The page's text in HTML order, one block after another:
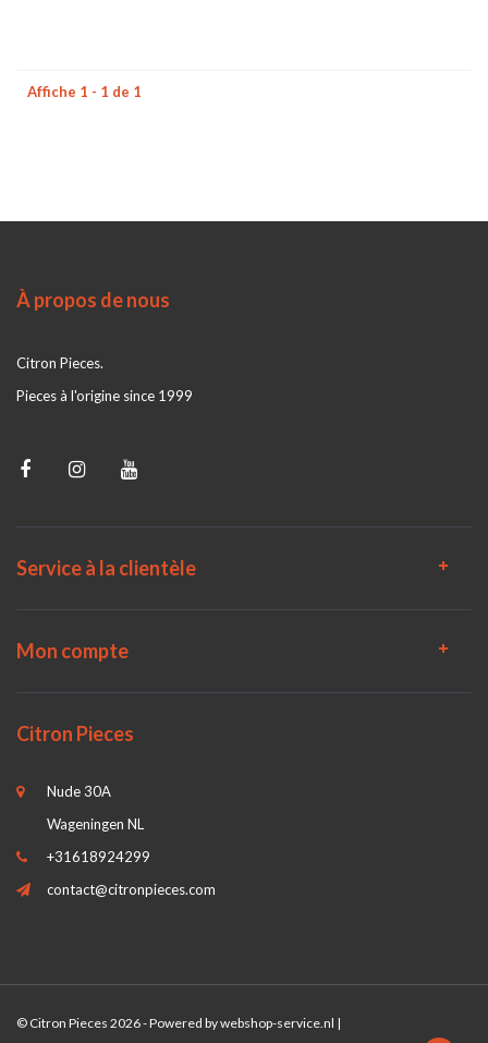
Affiche 1 - 1 de 1
À propos de nous
Citron Pieces.
Pieces à l'origine since 1999
Service à la clientèle
Mon compte
Citron Pieces
Nude 30A
Wageningen NL
+31618924299
contact@citronpieces.com
© Citron Pieces 2026 - Powered bywebshop-service.nl |